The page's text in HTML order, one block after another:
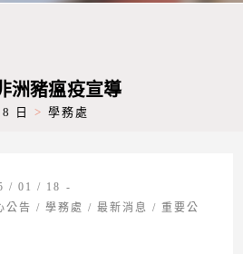
洲豬瘟疫宣導
日 > 學務處
/ 01 / 18
公告 / 學務處 / 最新消息 / 重要公